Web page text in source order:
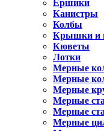
Ёршики
Канистры
Колбы
Крышки и
Кюветы
Лотки
Мерные
Мерные
Мерные
Мерные
Мерные
Мерные